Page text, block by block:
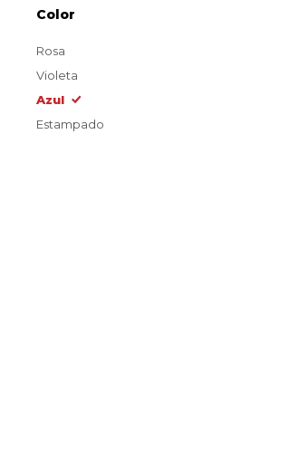
Color
Rosa
Violeta
Azul
Estampado